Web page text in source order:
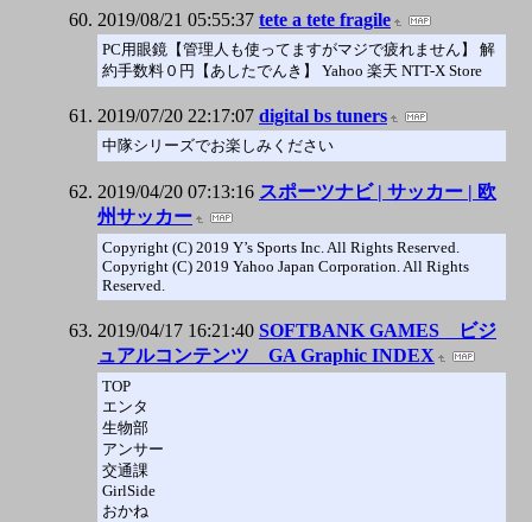
2019/08/21 05:55:37 tete a tete fragile
PC用眼鏡【管理人も使ってますがマジで疲れません】 解
約手数料０円【あしたでんき】 Yahoo 楽天 NTT-X Store
2019/07/20 22:17:07 digital bs tuners
中隊シリーズでお楽しみください
2019/04/20 07:13:16 スポーツナビ | サッカー | 欧
州サッカー
Copyright (C) 2019 Y’s Sports Inc. All Rights Reserved.
Copyright (C) 2019 Yahoo Japan Corporation. All Rights
Reserved.
2019/04/17 16:21:40 SOFTBANK GAMES ビジ
ュアルコンテンツ GA Graphic INDEX
TOP
エンタ
生物部
アンサー
交通課
GirlSide
おかね